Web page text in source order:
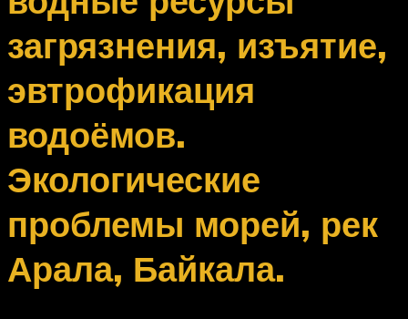
загрязнения, изъятие,
эвтрофикация
водоёмов.
Экологические
проблемы морей, рек
Арала, Байкала.